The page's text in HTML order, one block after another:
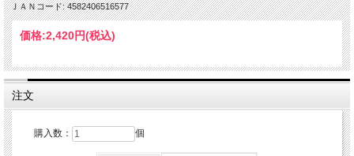
ＪＡＮコード: 4582406516577
価格:2,420円(税込)
注文
購入数： 個